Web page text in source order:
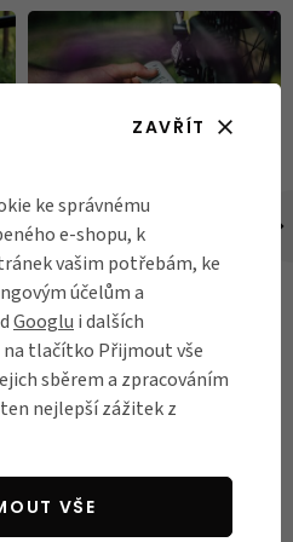
DO MĚSTA
Údržba kola v 5
krocích: doplňky a tipy
pro bezstarostnou
jízdu
Ještě než nedočkavě skočíte
do sedla, dopřejte svému
jakou si zaslouží. V 5 snadných
krocích vám poradíme, jak na
údržbu kola, kterou hravě
ZAVŘÍT
ke správnému
e-shopu, k
vašim potřebám, ke
účelům a
Googlu i dalších
tlačítko Přijmout vše
sběrem a zpracováním
nejlepší zážitek z
VŠE